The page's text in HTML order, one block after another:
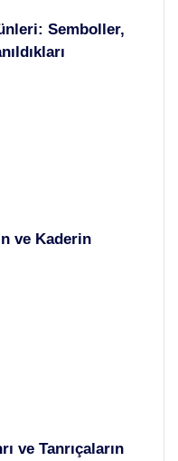
Semboller,
ve Kaderin
ve Tanrıçaların